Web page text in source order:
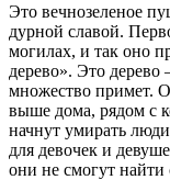
Это вечнозеленое
дурной славой.
могилах, и так оно
дерево». Это дерево
множество примет.
выше дома, рядом с
начнут умирать
для девочек и
они не смогут найти